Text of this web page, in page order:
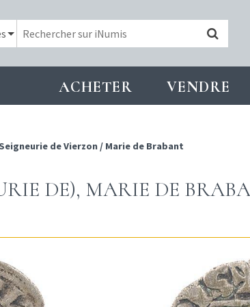
ACHETER VENDRE
Seigneurie de Vierzon / Marie de Brabant
DE), MARIE DE